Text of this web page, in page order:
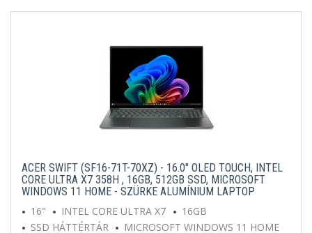
ACER SWIFT (SF16-71T-70XZ) - 16.0" OLED TOUCH, INTEL
CORE ULTRA X7 358H , 16GB, 512GB SSD, MICROSOFT
WINDOWS 11 HOME - SZÜRKE ALUMÍNIUM LAPTOP
16"
INTEL CORE ULTRA X7
16GB
SSD HÁTTÉRTÁR
MICROSOFT WINDOWS 11 HOME